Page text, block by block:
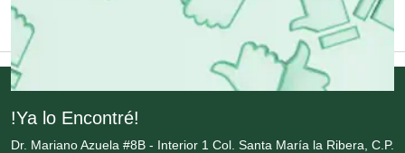
Escuelas de Artes
Escuelas de Conducción
Escuelas de Gastronomía
!Ya lo Encontré!
Dr. Mariano Azuela #8B - Interior 1 Col. Santa María la Ribera, C.P.